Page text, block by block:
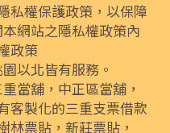
私權保護政策，以保障
網站之隱私權政策內
政策
以北皆有服務。
重當舖 ， 中正區當舖 ，
客製化的三重支票借款
林票貼， 新莊票貼，